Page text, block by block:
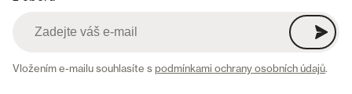
Vložením e-mailu souhlasíte spodmínkami ochrany osobních údajů.